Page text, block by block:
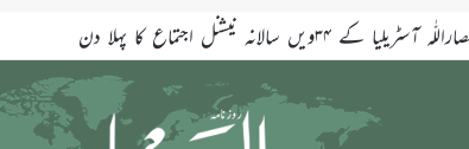
سالانہ نیشنل اجتماع کا پہلا دن